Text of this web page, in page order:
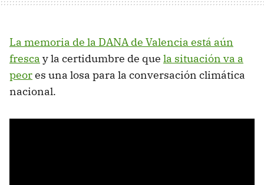
La memoria de la DANA de Valencia está aún
fresca y la certidumbre de que la situación va a
peores una losa para la conversación climática
nacional.